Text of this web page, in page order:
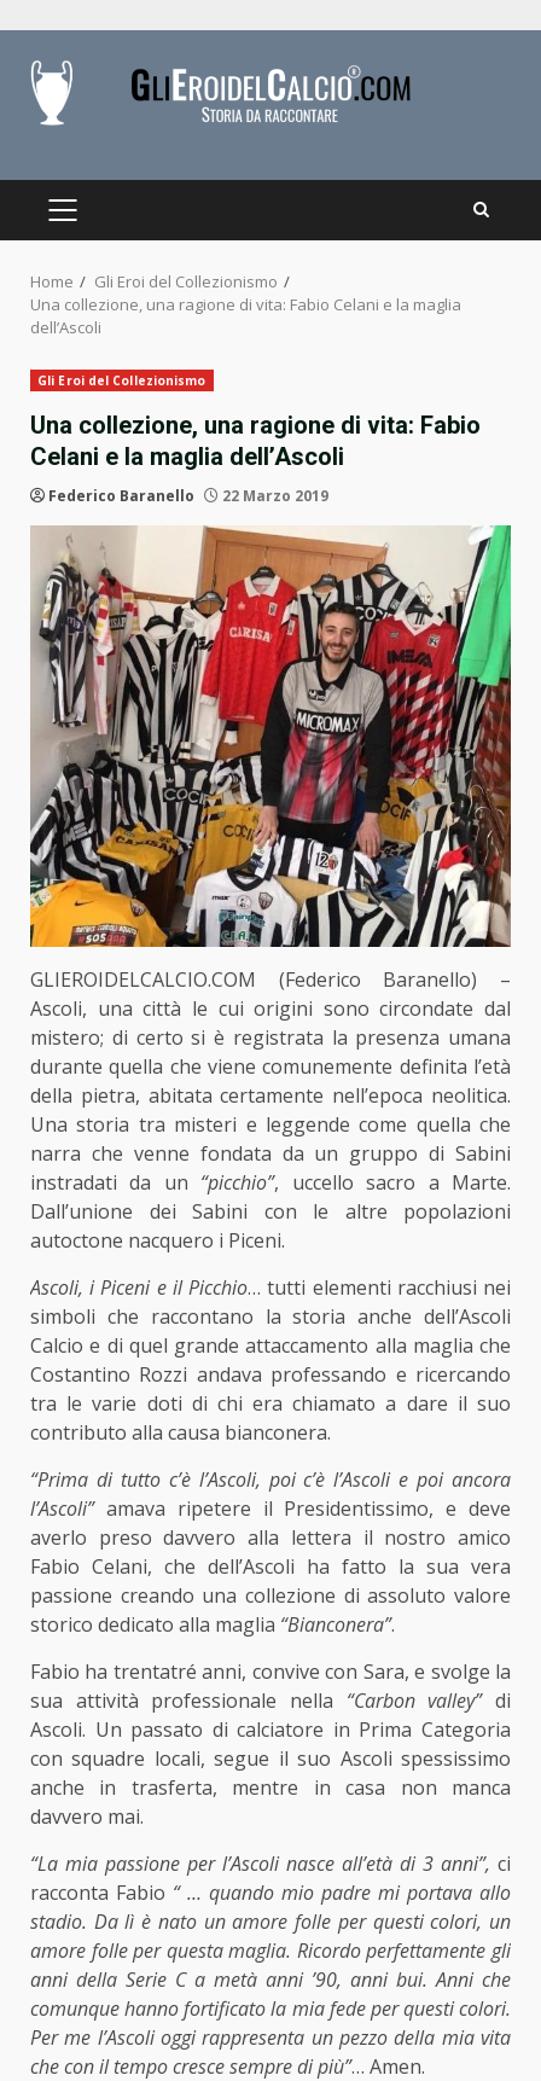
content
PRIMARY
Home
Gli Eroi del Collezionismo
Una collezione, una ragione di vita: Fabio Celani e la maglia
dell’Ascoli
Gli Eroi del Collezionismo
Una collezione, una ragione di vita: Fabio
Celani e la maglia dell’Ascoli
Federico Baranello 22 Marzo 2019
GLIEROIDELCALCIO.COM (Federico Baranello) –
Ascoli, una città le cui origini sono circondate dal
mistero; di certo si è registrata la presenza umana
durante quella che viene comunemente definita l’età
della pietra, abitata certamente nell’epoca neolitica.
Una storia tra misteri e leggende come quella che
narra che venne fondata da un gruppo di Sabini
instradati da un “picchio”, uccello sacro a Marte.
Dall’unione dei Sabini con le altre popolazioni
autoctone nacquero i Piceni.
Ascoli, i Piceni e il Picchio… tutti elementi racchiusi nei
simboli che raccontano la storia anche dell’Ascoli
Calcio e di quel grande attaccamento alla maglia che
Costantino Rozzi andava professando e ricercando
tra le varie doti di chi era chiamato a dare il suo
contributo alla causa bianconera.
“Prima di tutto c’è l’Ascoli, poi c’è l’Ascoli e poi ancora
l’Ascoli”amava ripetere il Presidentissimo, e deve
averlo preso davvero alla lettera il nostro amico
Fabio Celani, che dell’Ascoli ha fatto la sua vera
passione creando una collezione di assoluto valore
storico dedicato alla maglia “Bianconera”.
Fabio ha trentatré anni, convive con Sara, e svolge la
sua attività professionale nella “Carbon valley”di
Ascoli. Un passato di calciatore in Prima Categoria
con squadre locali, segue il suo Ascoli spessissimo
anche in trasferta, mentre in casa non manca
davvero mai.
“La mia passione per l’Ascoli nasce all’età di 3 anni”, ci
racconta Fabio “ … quando mio padre mi portava allo
stadio. Da lì è nato un amore folle per questi colori, un
amore folle per questa maglia. Ricordo perfettamente gli
anni della Serie C a metà anni ’90, anni bui. Anni che
comunque hanno fortificato la mia fede per questi colori.
Per me l’Ascoli oggi rappresenta un pezzo della mia vita
che con il tempo cresce sempre di più”… Amen.